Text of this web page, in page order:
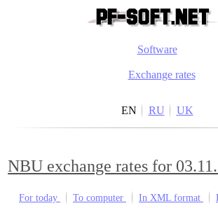
Software
Exchange rates
EN RU UK
NBU exchange rates for
For today To computer In XML format